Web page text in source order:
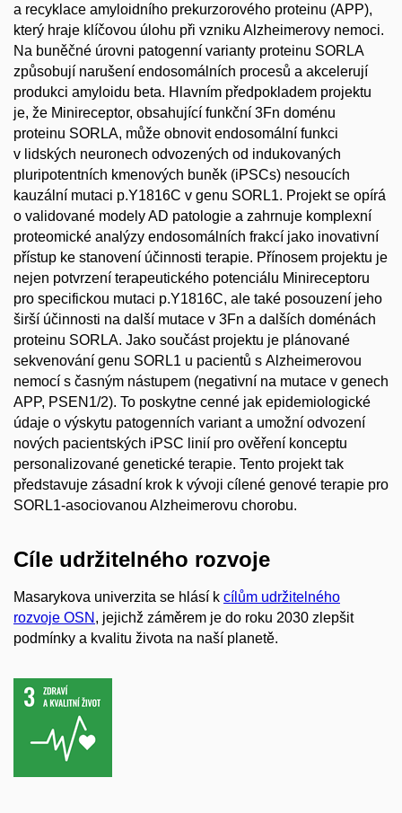
a recyklace amyloidního prekurzorového proteinu (APP),
který hraje klíčovou úlohu při vzniku Alzheimerovy nemoci.
Na buněčné úrovni patogenní varianty proteinu SORLA
způsobují narušení endosomálních procesů a akcelerují
produkci amyloidu beta. Hlavním předpokladem projektu
je, že Minireceptor, obsahující funkční 3Fn doménu
proteinu SORLA, může obnovit endosomální funkci
v lidských neuronech odvozených od indukovaných
pluripotentních kmenových buněk (iPSCs) nesoucích
kauzální mutaci p.Y1816C v genu SORL1. Projekt se opírá
o validované modely AD patologie a zahrnuje komplexní
proteomické analýzy endosomálních frakcí jako inovativní
přístup ke stanovení účinnosti terapie. Přínosem projektu je
nejen potvrzení terapeutického potenciálu Minireceptoru
pro specifickou mutaci p.Y1816C, ale také posouzení jeho
širší účinnosti na další mutace v 3Fn a dalších doménách
proteinu SORLA. Jako součást projektu je plánované
sekvenování genu SORL1 u pacientů s Alzheimerovou
nemocí s časným nástupem (negativní na mutace v genech
APP, PSEN1/2). To poskytne cenné jak epidemiologické
údaje o výskytu patogenních variant a umožní odvození
nových pacientských iPSC linií pro ověření konceptu
personalizované genetické terapie. Tento projekt tak
představuje zásadní krok k vývoji cílené genové terapie pro
SORL1-asociovanou Alzheimerovu chorobu.
Cíle udržitelného rozvoje
Masarykova univerzita se hlásí k cílům udržitelného
rozvoje OSN , jejichž záměrem je do roku 2030 zlepšit
podmínky a kvalitu života na naší planetě.